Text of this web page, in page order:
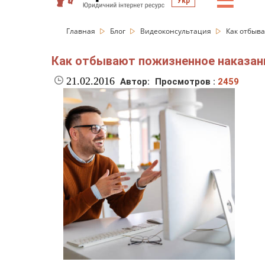
Главная Блог Видеоконсультация Как
Как отбывают пожизненное
21.02.2016 Автор: Просмотров : 2459